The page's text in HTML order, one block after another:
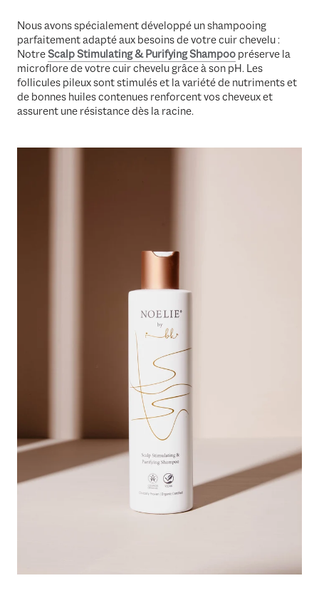
Nous avons spécialement développé un shampooing
parfaitement adapté aux besoins de votre cuir chevelu :
NotreScalp Stimulating & Purifying Shampoo préserve la
microflore de votre cuir chevelu grâce à son pH. Les
follicules pileux sont stimulés et la variété de nutriments et
de bonnes huiles contenues renforcent vos cheveux et
assurent une résistance dès la racine.